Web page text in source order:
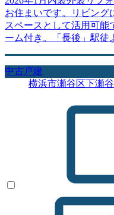
お住まいです。リビング
スペースとして活用可能
ーム付き。「長後」駅徒
中古戸建
横浜市瀬谷区下瀬